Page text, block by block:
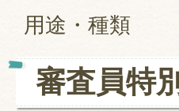
用途・種類
審査員特